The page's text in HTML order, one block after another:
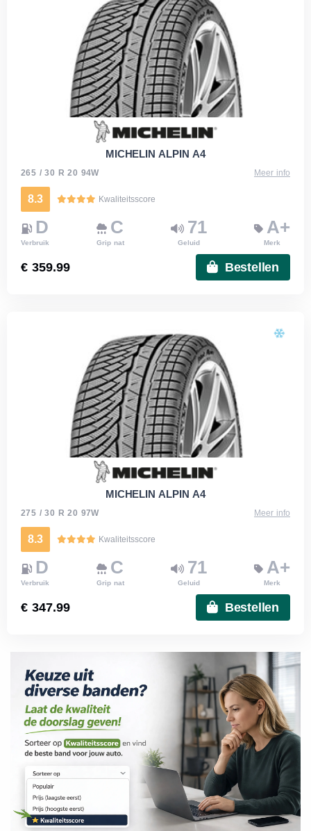
MICHELIN ALPIN A4
265 / 30 R 20 94W Meer info
8.3 Kwaliteitsscore
D
Verbruik
C
Grip nat
71
Geluid
A+
Merk
€ 359.99 Bestellen
MICHELIN ALPIN A4
275 / 30 R 20 97W Meer info
8.3 Kwaliteitsscore
D
Verbruik
C
Grip nat
71
Geluid
A+
Merk
€ 347.99 Bestellen